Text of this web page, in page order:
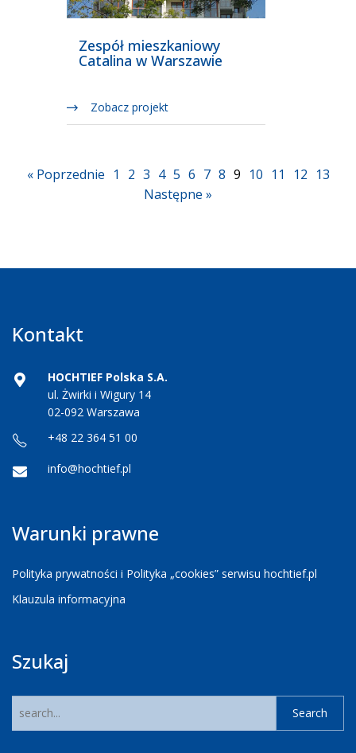
Zespół mieszkaniowy
Catalina w Warszawie
Zobacz projekt
« Poprzednie 1 2 3 4 5 6 7 8 9 10 11 12 13
Następne »
Kontakt
HOCHTIEF Polska S.A.
ul. Żwirki i Wigury 14
02-092 Warszawa
+48 22 364 51 00
info@hochtief.pl
Warunki prawne
Polityka prywatności i Polityka „cookies” serwisu hochtief.pl
Klauzula informacyjna
Szukaj